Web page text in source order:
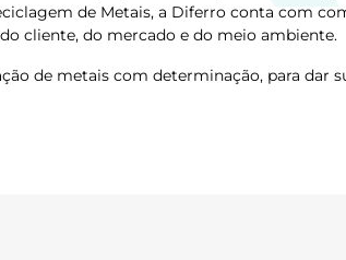
de Metais, a Diferro conta com
cliente, do mercado e do meio ambiente.
de metais com determinação, para dar